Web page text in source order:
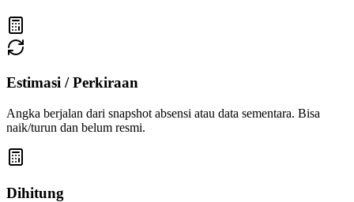
Estimasi / Perkiraan
Angka berjalan dari snapshot absensi atau data sementara. Bisa
naik/turun dan belum resmi.
Dihitung